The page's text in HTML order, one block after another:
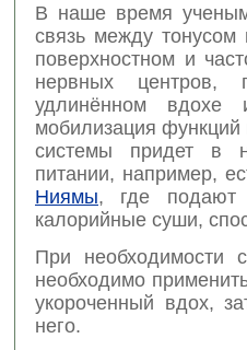
В наше время
связь между
поверхностном и
нервных центров,
удлинённом вдохе
мобилизация функций
системы придет в
питании, например,
Ниямы, где подают
калорийные суши,
При необходимости
необходимо
укороченный вдох,
него.